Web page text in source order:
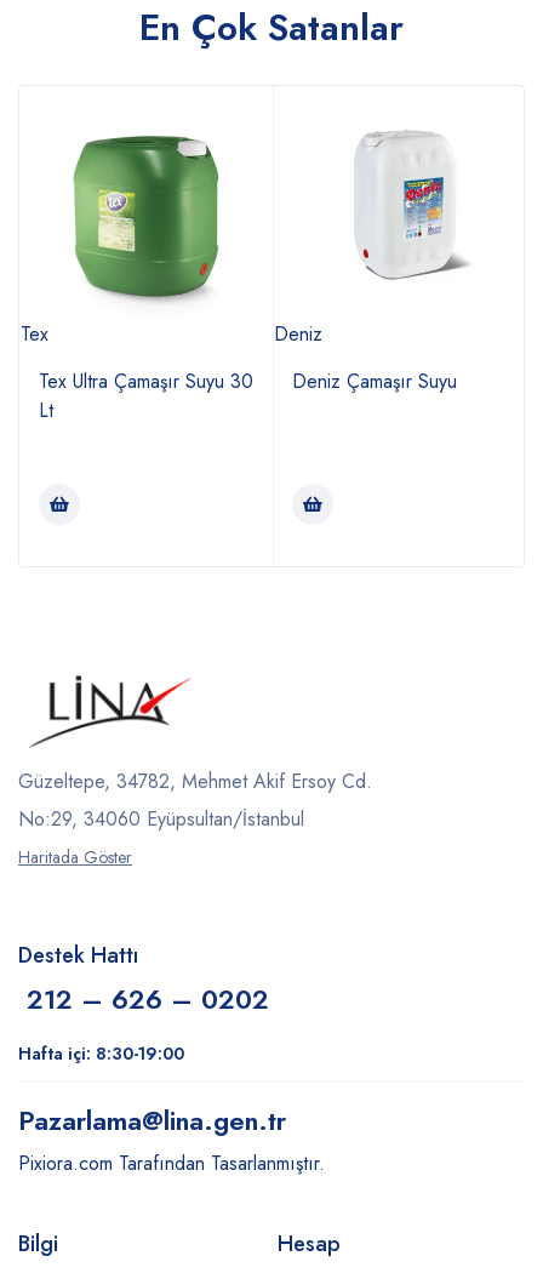
En Çok Satanlar
Tex
Tex Ultra Çamaşır Suyu 30
Lt
Deniz
Deniz Çamaşır Suyu
Güzeltepe, 34782, Mehmet Akif Ersoy Cd.
No:29, 34060 Eyüpsultan/İstanbul
Haritada Göster
Destek Hattı
212 – 626 – 0202
Hafta içi: 8:30-19:00
Pazarlama@lina.gen.tr
Pixiora.com Tarafından Tasarlanmıştır.
Bilgi Hesap